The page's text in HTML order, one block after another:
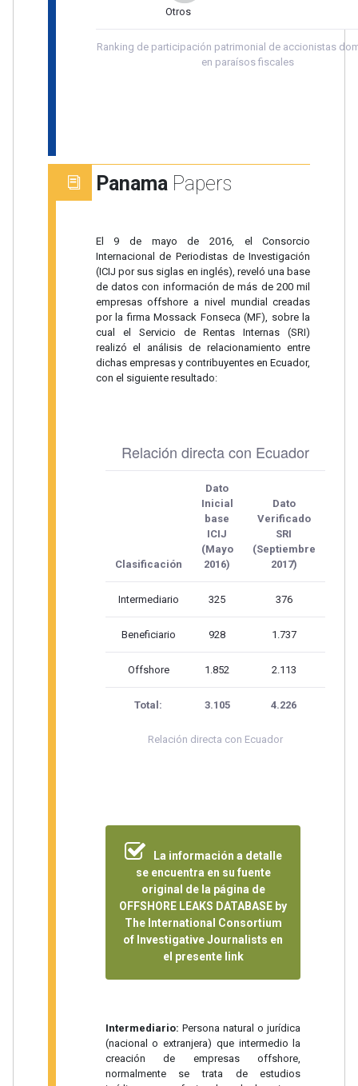
Ranking de participación patrimonial de accionistas
en paraísos fiscales
Otros
PanamaPapers
El 9 de mayo de 2016, el Consorcio
Internacional de Periodistas de Investigación
(ICIJ por sus siglas en inglés), reveló una base
de datos con información de más de 200 mil
empresas offshore a nivel mundial creadas
por la firma Mossack Fonseca (MF), sobre la
cual el Servicio de Rentas Internas (SRI)
realizó el análisis de relacionamiento entre
dichas empresas y contribuyentes en Ecuador,
con el siguiente resultado:
Relación directa con Ecuador
Relación directa con Ecuador
Clasificación
Dato
Inicial
base
ICIJ
(Mayo
2016)
Dato
Verificado
SRI
(Septiembre
2017)
Total: 3.105 4.226
Intermediario 325 376
Beneficiario 928 1.737
Offshore 1.852 2.113
La información a detalle
se encuentra en su fuente
original de la página de
OFFSHORE LEAKS DATABASE by
The International Consortium
of Investigative Journalists en
el presente link
Intermediario: Persona natural o jurídica
(nacional o extranjera) que intermedio la
creación de empresas offshore,
normalmente se trata de estudios